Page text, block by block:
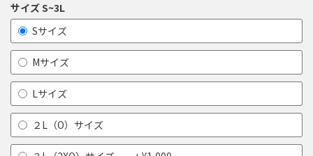
サイズ S~3L
Sサイズ
Mサイズ
Lサイズ
２L（O）サイズ